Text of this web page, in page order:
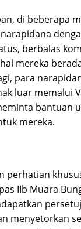
di beberapa
berbalas
mereka
para
luar memalui
bantuan
mereka.
perhatian
IIb Muara
menyetorkan